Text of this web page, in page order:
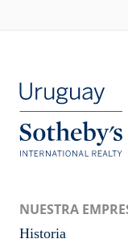
NUESTRA
Historia